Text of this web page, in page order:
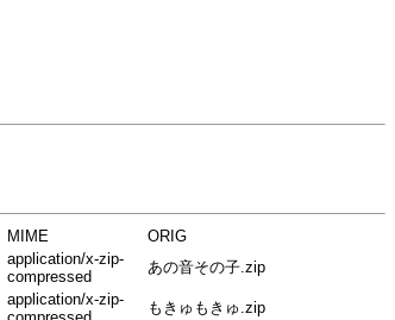
MIME
ORIG
application/x-zip-
compressed
あの音その子.zip
application/x-zip-
もきゅもきゅ.zip